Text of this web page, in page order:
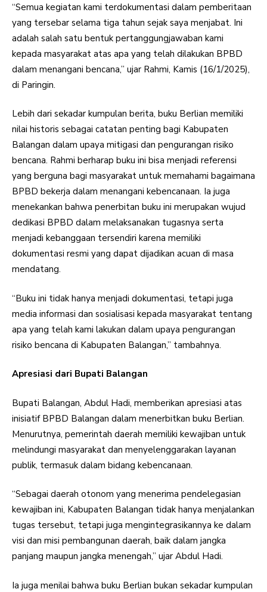
“Semua kegiatan kami terdokumentasi dalam pemberitaan
yang tersebar selama tiga tahun sejak saya menjabat. Ini
adalah salah satu bentuk pertanggungjawaban kami
kepada masyarakat atas apa yang telah dilakukan BPBD
dalam menangani bencana,” ujar Rahmi, Kamis (16/1/2025),
di Paringin.
Lebih dari sekadar kumpulan berita, buku Berlian memiliki
nilai historis sebagai catatan penting bagi Kabupaten
Balangan dalam upaya mitigasi dan pengurangan risiko
bencana. Rahmi berharap buku ini bisa menjadi referensi
yang berguna bagi masyarakat untuk memahami bagaimana
BPBD bekerja dalam menangani kebencanaan. Ia juga
menekankan bahwa penerbitan buku ini merupakan wujud
dedikasi BPBD dalam melaksanakan tugasnya serta
menjadi kebanggaan tersendiri karena memiliki
dokumentasi resmi yang dapat dijadikan acuan di masa
mendatang.
“Buku ini tidak hanya menjadi dokumentasi, tetapi juga
media informasi dan sosialisasi kepada masyarakat tentang
apa yang telah kami lakukan dalam upaya pengurangan
risiko bencana di Kabupaten Balangan,” tambahnya.
Apresiasi dari Bupati Balangan
Bupati Balangan, Abdul Hadi, memberikan apresiasi atas
inisiatif BPBD Balangan dalam menerbitkan buku Berlian.
Menurutnya, pemerintah daerah memiliki kewajiban untuk
melindungi masyarakat dan menyelenggarakan layanan
publik, termasuk dalam bidang kebencanaan.
“Sebagai daerah otonom yang menerima pendelegasian
kewajiban ini, Kabupaten Balangan tidak hanya menjalankan
tugas tersebut, tetapi juga mengintegrasikannya ke dalam
visi dan misi pembangunan daerah, baik dalam jangka
panjang maupun jangka menengah,” ujar Abdul Hadi.
Ia juga menilai bahwa buku Berlian bukan sekadar kumpulan